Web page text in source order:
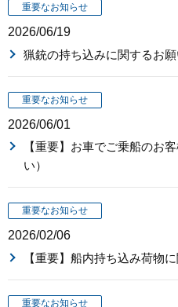
重要なお知らせ
2026/06/19
猟銃の持ち込みに関するお願
重要なお知らせ
2026/06/01
【重要】お車でご乗船のお
い）
重要なお知らせ
2026/02/06
【重要】船内持ち込み荷物
重要なお知らせ